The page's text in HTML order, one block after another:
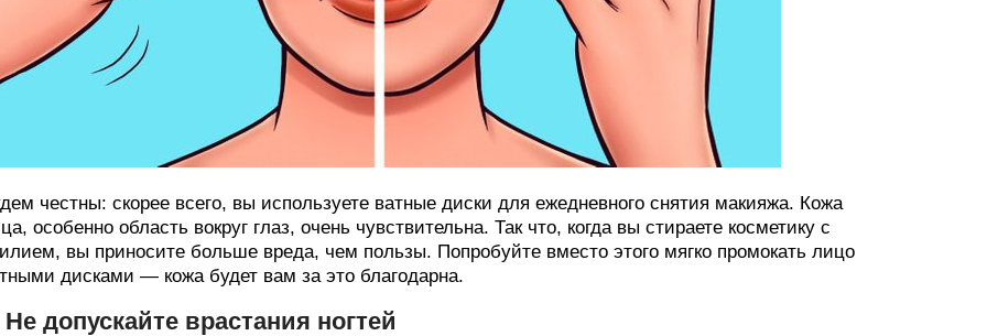
честны: скорее всего, вы используете ватные диски для ежедневного снятия макияжа. Кожа
особенно область вокруг глаз, очень чувствительна. Так что, когда вы стираете косметику с
вы приносите больше вреда, чем пользы. Попробуйте вместо этого мягко промокать лицо
дисками — кожа будет вам за это благодарна.
Не допускайте врастания ногтей